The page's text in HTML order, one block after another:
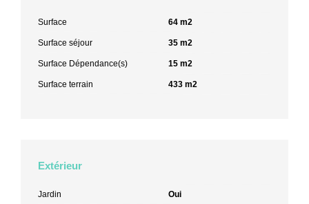
Surface 64 m2
Surface séjour 35 m2
Surface Dépendance(s) 15 m2
Surface terrain 433 m2
Extérieur
Jardin Oui